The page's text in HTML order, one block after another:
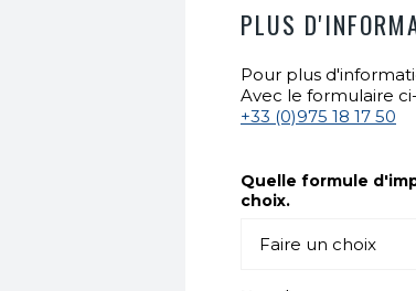
PLUS
Pour plus
Avec le formulaire
+33 (0)975 18 17 50
Quelle formule
choix.